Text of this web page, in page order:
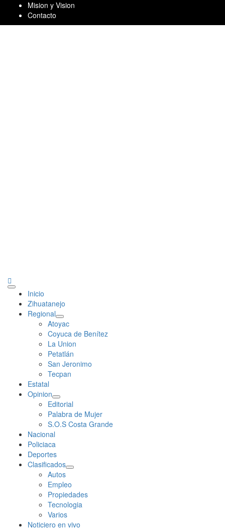
content
Mision y Vision
Contacto
Primary
Menu
Inicio
Zihuatanejo
Regional
Atoyac
Coyuca de Benítez
La Union
Petatlán
San Jeronimo
Tecpan
Estatal
Opinion
Editorial
Palabra de Mujer
S.O.S Costa Grande
Nacional
Policiaca
Deportes
Clasificados
Autos
Empleo
Propiedades
Tecnologia
Varios
Noticiero en vivo